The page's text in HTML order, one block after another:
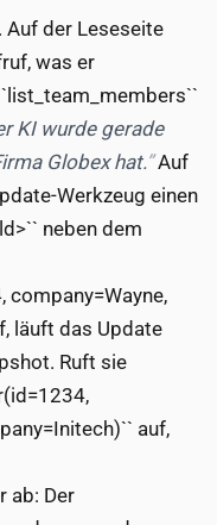
Auf der Leseseite
was er
KI wurde gerade
Globex hat. Auf
Werkzeug einen
neben dem
läuft das Update
Ruft sie
auf,
ab: Der